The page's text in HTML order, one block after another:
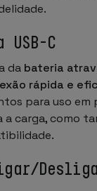
C
da bateria
rápida e
para uso em
carga, como